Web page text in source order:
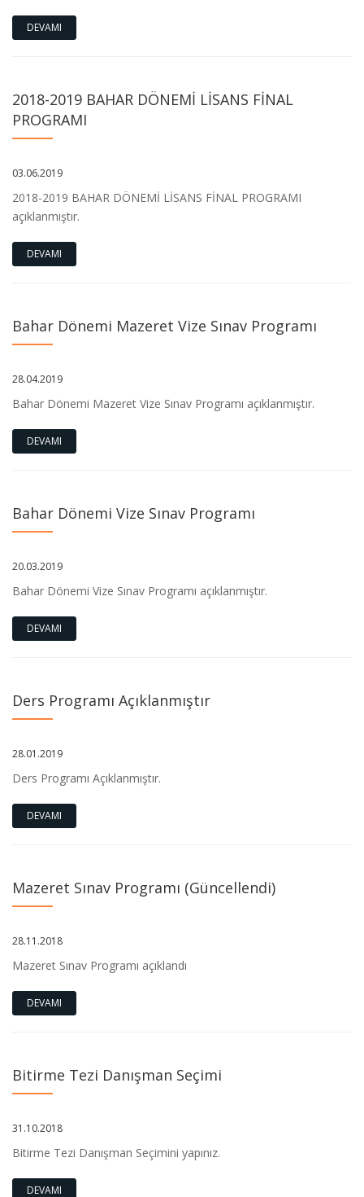
DEVAMI
2018-2019 BAHAR DÖNEMİ LİSANS FİNAL
PROGRAMI
03.06.2019
2018-2019 BAHAR DÖNEMİ LİSANS FİNAL PROGRAMI
açıklanmıştır.
DEVAMI
Bahar Dönemi Mazeret Vize Sınav Programı
28.04.2019
Bahar Dönemi Mazeret Vize Sınav Programı açıklanmıştır.
DEVAMI
Bahar Dönemi Vize Sınav Programı
20.03.2019
Bahar Dönemi Vize Sınav Programı açıklanmıştır.
DEVAMI
Ders Programı Açıklanmıştır
28.01.2019
Ders Programı Açıklanmıştır.
DEVAMI
Mazeret Sınav Programı (Güncellendi)
28.11.2018
Mazeret Sınav Programı açıklandı
DEVAMI
Bitirme Tezi Danışman Seçimi
31.10.2018
Bitirme Tezi Danışman Seçimini yapınız.
DEVAMI